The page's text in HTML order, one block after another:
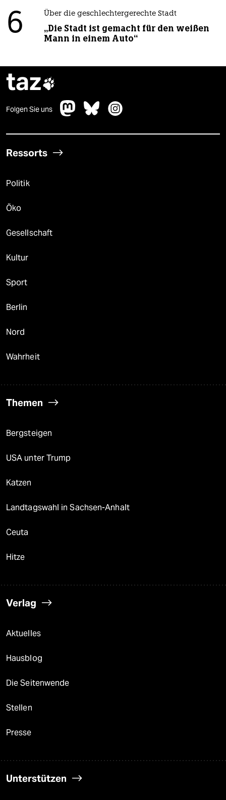
6 Über die geschlechtergerechte Stadt
„Die Stadt ist gemacht für den weißen
Mann in einem Auto“
taz
Folgen Sie uns
Ressorts
Politik
Öko
Gesellschaft
Kultur
Sport
Berlin
Nord
Wahrheit
Themen
Bergsteigen
USA unter Trump
Katzen
Landtagswahl in Sachsen-Anhalt
Ceuta
Hitze
Verlag
Aktuelles
Hausblog
Die Seitenwende
Stellen
Presse
Unterstützen